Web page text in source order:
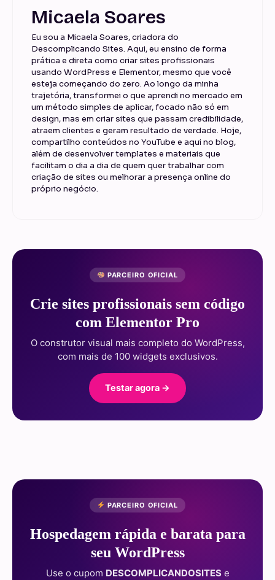
Micaela Soares
Eu sou a Micaela Soares, criadora do
Descomplicando Sites. Aqui, eu ensino de forma
prática e direta como criar sites profissionais
usando WordPress e Elementor, mesmo que você
esteja começando do zero. Ao longo da minha
trajetória, transformei o que aprendi no mercado em
um método simples de aplicar, focado não só em
design, mas em criar sites que passam credibilidade,
atraem clientes e geram resultado de verdade. Hoje,
compartilho conteúdos no YouTube e aqui no blog,
além de desenvolver templates e materiais que
facilitam o dia a dia de quem quer trabalhar com
criação de sites ou melhorar a presença online do
próprio negócio.
PARCEIRO OFICIAL
Crie sites profissionais sem código
com Elementor Pro
O construtor visual mais completo do WordPress,
com mais de 100 widgets exclusivos.
Testar agora →
PARCEIRO OFICIAL
Hospedagem rápida e barata para
seu WordPress
Use o cupom DESCOMPLICANDOSITESe